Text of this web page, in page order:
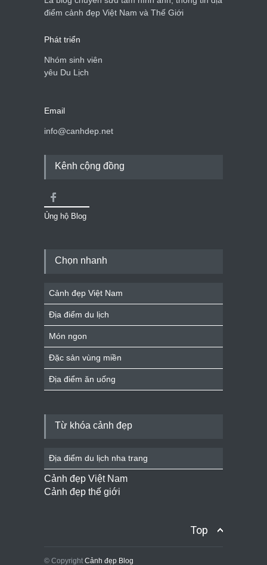
điểm cảnh đẹp Việt Nam và Thế Giới
Phát triển
Nhóm sinh viên
yêu Du Lịch
Email
info@canhdep.net
Kênh cộng đồng
Ủng hộ Blog
Chọn nhanh
Cảnh đẹp Việt Nam
Địa điểm du lịch
Món ngon
Đặc sản vùng miền
Địa điểm ăn uống
Từ khóa cảnh đẹp
Địa điểm du lịch nha trang
Cảnh đẹp Việt Nam
Cảnh đẹp thế giới
Top
© Copyright Cảnh đẹp Blog